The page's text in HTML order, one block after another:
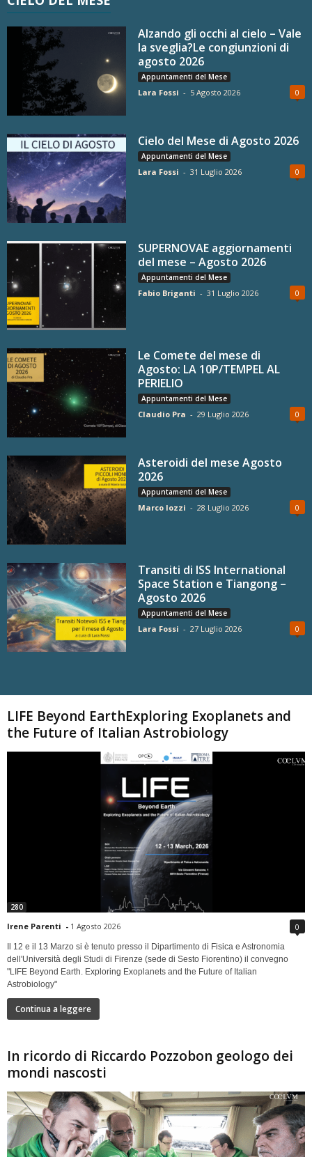
Alzando gli occhi al cielo – Vale
la sveglia?Le congiunzioni di
agosto 2026
Appuntamenti del Mese
Lara Fossi - 5 Agosto 2026 0
Cielo del Mese di Agosto 2026
Appuntamenti del Mese
Lara Fossi - 31 Luglio 2026 0
SUPERNOVAE aggiornamenti
del mese – Agosto 2026
Appuntamenti del Mese
Fabio Briganti - 31 Luglio 2026 0
Le Comete del mese di
Agosto: LA 10P/TEMPEL AL
PERIELIO
Appuntamenti del Mese
Claudio Pra - 29 Luglio 2026 0
Asteroidi del mese Agosto
2026
Appuntamenti del Mese
Marco Iozzi - 28 Luglio 2026 0
Transiti di ISS International
Space Station e Tiangong –
Agosto 2026
Appuntamenti del Mese
Lara Fossi - 27 Luglio 2026 0
LIFE Beyond EarthExploring Exoplanets and
the Future of Italian Astrobiology
280
Irene Parenti - 1 Agosto 2026 0
Il 12 e il 13 Marzo si è tenuto presso il Dipartimento di Fisica e Astronomia
dell'Università degli Studi di Firenze (sede di Sesto Fiorentino) il convegno
"LIFE Beyond Earth. Exploring Exoplanets and the Future of Italian
Astrobiology"
Continua a leggere
In ricordo di Riccardo Pozzobon geologo dei
mondi nascosti